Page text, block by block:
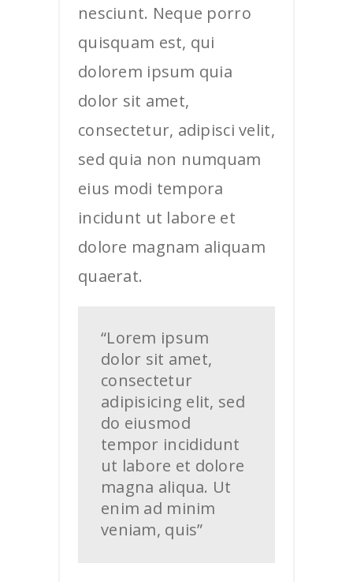
nesciunt. Neque porro
quisquam est, qui
dolorem ipsum quia
dolor sit amet,
consectetur, adipisci velit,
sed quia non numquam
eius modi tempora
incidunt ut labore et
dolore magnam aliquam
quaerat.
“Lorem ipsum
dolor sit amet,
consectetur
adipisicing elit, sed
do eiusmod
tempor incididunt
ut labore et dolore
magna aliqua. Ut
enim ad minim
veniam, quis”